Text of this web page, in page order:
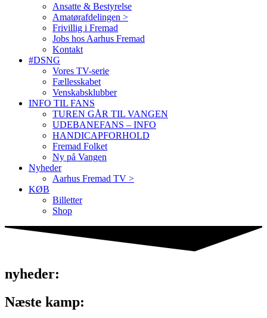
Ansatte & Bestyrelse
Amatørafdelingen >
Frivillig i Fremad
Jobs hos Aarhus Fremad
Kontakt
#DSNG
Vores TV-serie
Fællesskabet
Venskabsklubber
INFO TIL FANS
TUREN GÅR TIL VANGEN
UDEBANEFANS – INFO
HANDICAPFORHOLD
Fremad Folket
Ny på Vangen
Nyheder
Aarhus Fremad TV >
KØB
Billetter
Shop
nyheder:
Næste kamp: